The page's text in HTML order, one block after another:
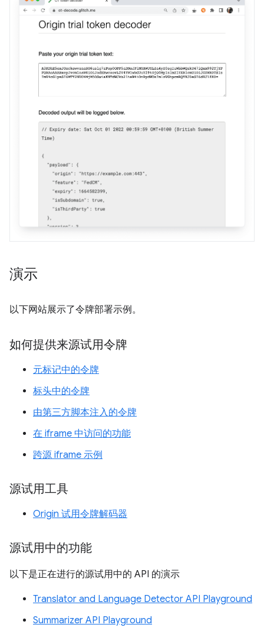
演示
以下网站展示了令牌部署示例。
如何提供来源试用令牌
元标记中的令牌
标头中的令牌
由第三方脚本注入的令牌
在 iframe 中访问的功能
跨源 iframe 示例
源试用工具
Origin 试用令牌解码器
源试用中的功能
以下是正在进行的源试用中的 API 的演示
Translator and Language Detector API Playground
Summarizer API Playground